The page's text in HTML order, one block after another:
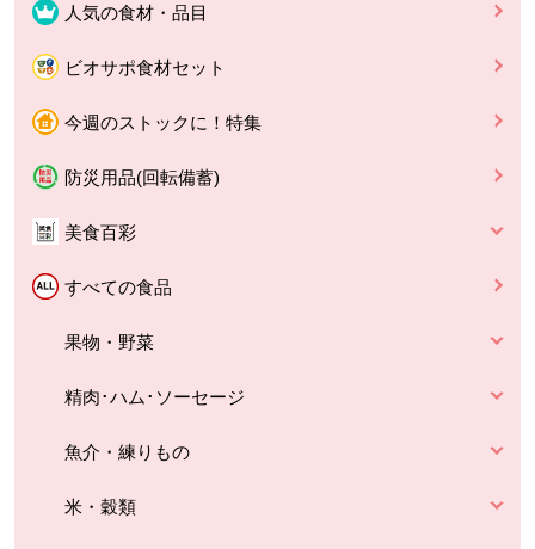
人気の食材・品目
ビオサポ食材セット
今週のストックに！特集
防災用品(回転備蓄)
美食百彩
すべての食品
果物・野菜
精肉･ハム･ソーセージ
魚介・練りもの
米・穀類